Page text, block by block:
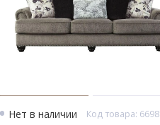
Нет в наличии Код товара: 6698